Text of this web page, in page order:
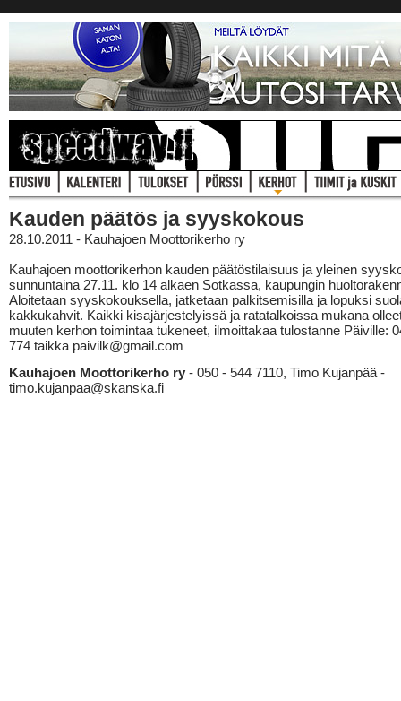
Kauden päätös ja syyskokous
28.10.2011 - Kauhajoen Moottorikerho ry
Kauhajoen moottorikerhon kauden päätöstilaisuus ja yleinen
sunnuntaina 27.11. klo 14 alkaen Sotkassa, kaupungin
Aloitetaan syyskokouksella, jatketaan palkitsemisilla ja lopuksi
kakkukahvit. Kaikki kisajärjestelyissä ja ratatalkoissa mukana
muuten kerhon toimintaa tukeneet, ilmoittakaa tulostanne Päiville:
774 taikka paivilk@gmail.com
Kauhajoen Moottorikerho ry - 050 - 544 7110, Timo Kujanpää -
timo.kujanpaa@skanska.fi